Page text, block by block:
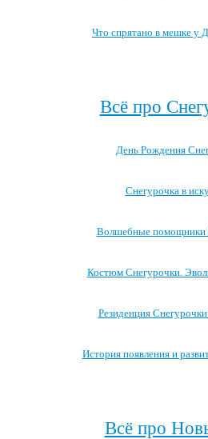
Что спрятано в мешке у
Всё про
День Рождения
Снегурочка в
Волшебные помощники
Костюм Снегурочки.
Резиденция
История появления и
Всё про